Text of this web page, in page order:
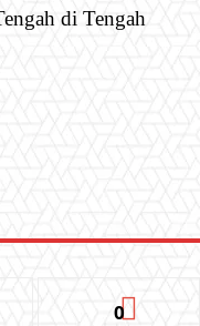
di Tengah
0